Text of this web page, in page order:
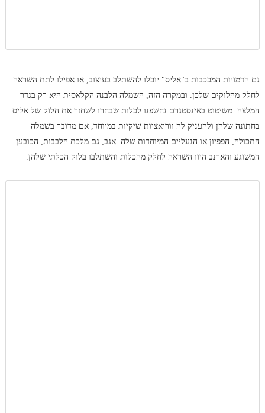
גם הדמויות המככבות ב"אליס" יוכלו להשתלב בעיצוב, או אפילו לתת השראה
לחלק מהלוקים שלכן. ובמקרה הזה, השמלה הלבנה הקלאסית היא רק בגדר
המלצה. משיטוט באינסטגרם נחשפנו לכלות שבחרו לשחזר את הלוק של אליס
בחתונה שלהן ולהעניק לה ווריאציות שיקיות במיוחד, אם מדובר בשמלה
התכולה, הפפיון או הנעליים המיוחדות שלה. אגב, גם מלכת הלבבות, הכובען
המשוגע והארנב היוו השראה לחלק מהכלות והשתלבו בלוק הכלתי שלהן.